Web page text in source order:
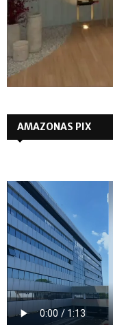
AMAZONAS PIX